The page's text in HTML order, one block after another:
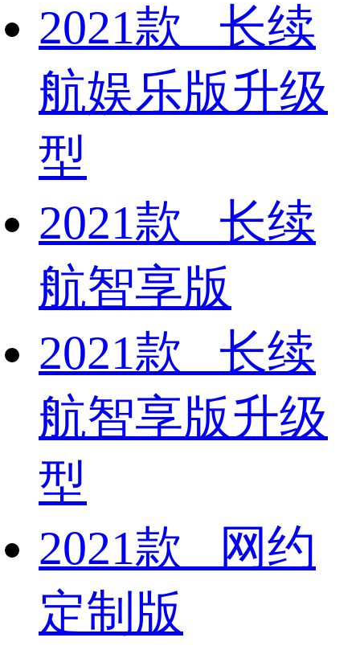
2021款 长续
航娱乐版升级
型
2021款 长续
航智享版
2021款 长续
航智享版升级
型
2021款 网约
定制版